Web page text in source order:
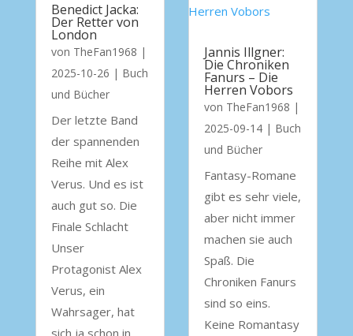
Benedict Jacka:
Der Retter von
London
von TheFan1968 |
2025-10-26 | Buch
und Bücher
Der letzte Band
der spannenden
Reihe mit Alex
Verus. Und es ist
auch gut so. Die
Finale Schlacht
Unser
Protagonist Alex
Verus, ein
Wahrsager, hat
sich ja schon in
Jannis Illgner:
Die Chroniken
Fanurs – Die
Herren Vobors
von TheFan1968 |
2025-09-14| Buch
und Bücher
Fantasy-Romane
gibt es sehr viele,
aber nicht immer
machen sie auch
Spaß. Die
Chroniken Fanurs
sind so eins.
Keine Romantasy